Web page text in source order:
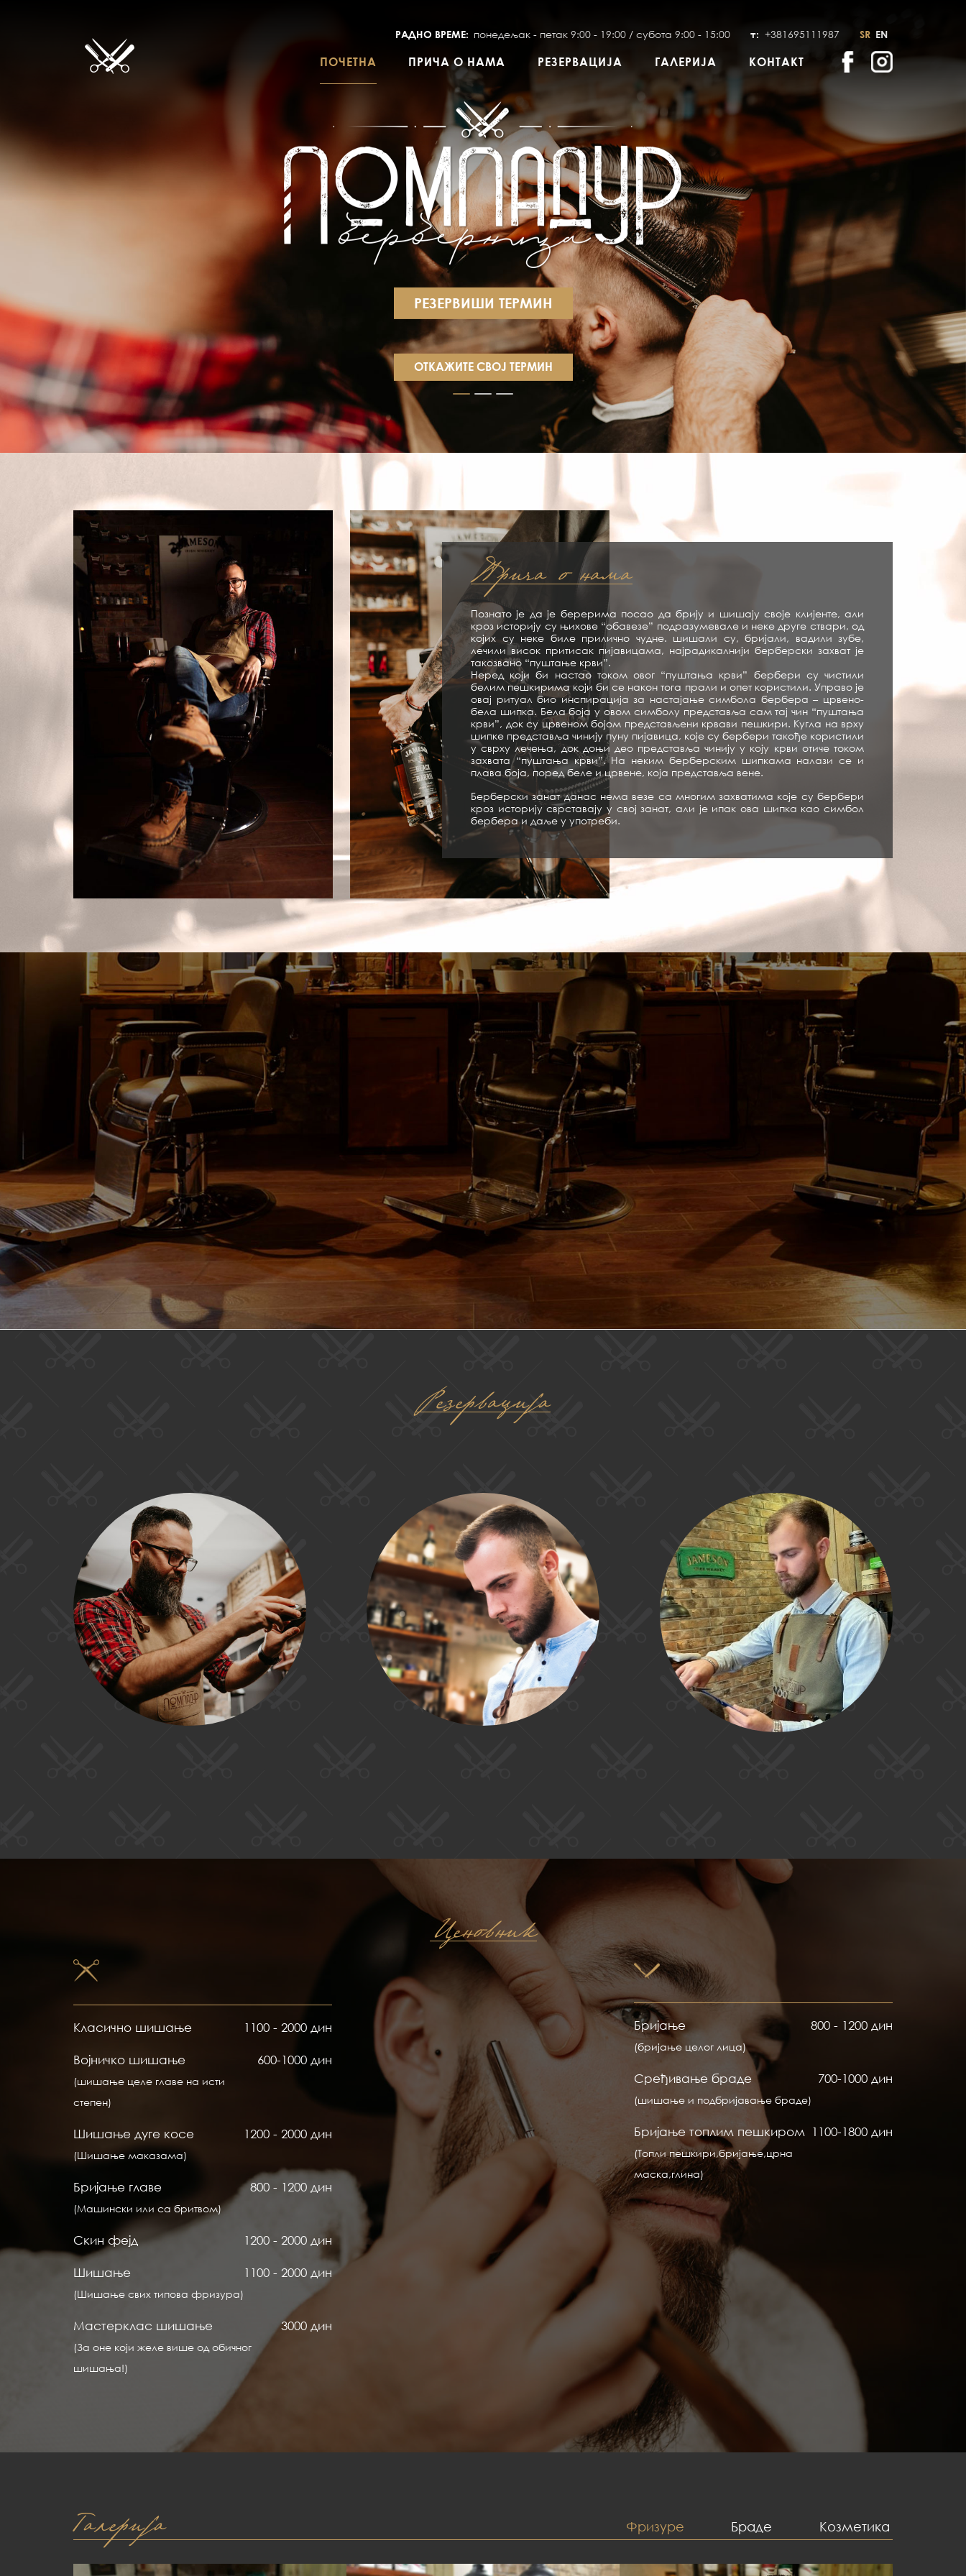
Помпадур
РАДНО ВРЕМЕ: понедељак - петак 9:00 - 19:00 / субота 9:00 - 15:00 т: +381695111987 SR EN
ПОЧЕТНА АКТИВНОПРИЧА О НАМА РЕЗЕРВАЦИЈА ГАЛЕРИЈА КОНТАКТ
РЕЗЕРВИШИ ТЕРМИН
ОТКАЖИТЕ СВОЈ ТЕРМИН
Прича о нама
Познато је да је берерима посао да брију и шишају своје клијенте, али
кроз историју су њихове “обавезе” подразумевале и неке друге ствари, од
којих су неке биле прилично чудне. шишали су, бријали, вадили зубе,
лечили висок притисак пијавицама, најрадикалнији берберски захват је
такозвано “пуштање крви”.
Неред који би настао током овог “пуштања крви” бербери су чистили
белим пешкирима који би се након тога прали и опет користили. Управо је
овај ритуал био инспирација за настајање симбола бербера – црвено-
бела шипка. Бела боја у овом симболу представља сам тај чин “пуштања
крви”, док су црвеном бојом представљени крвави пешкири. Кугла на врху
шипке представља чинију пуну пијавица, које су бербери такође користили
у сврху лечења, док доњи део представља чинију у коју крви отиче током
захвата “пуштања крви”. На неким берберским шипкама налази се и
плава боја, поред беле и црвене, која представља вене.
Берберски занат данас нема везе са многим захватима које су бербери
кроз историју сврставају у свој занат, али је ипак ова шипка као симбол
бербера и даље у употреби.
Резервација
Ценовник
Класично шишање 1100 - 2000 дин
Војничко шишање
(шишање целе главе на исти
степен)
600-1000 дин
Шишање дуге косе
(Шишање маказама)
1200 - 2000 дин
Бријање главе
(Машински или са бритвом)
800 - 1200 дин
Скин фејд 1200 - 2000 дин
Шишање
(Шишање свих типова фризура)
1100 - 2000 дин
Мастерклас шишање
(За оне који желе више од обичног
шишања!)
3000 дин
Бријање
(бријање целог лица)
800 - 1200 дин
Сређивање браде
(шишање и подбријавање браде)
700-1000 дин
Бријање топлим пешкиром
(Топли пешкири,бријање,црна
маска,глина)
1100-1800 дин
Галерија Фризуре Браде Козметика